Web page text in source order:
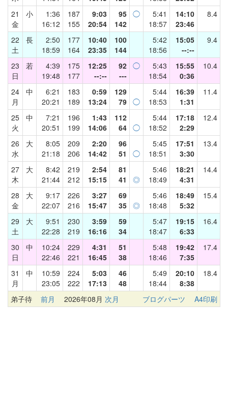
21
金
小
1:36
16:12
187
155
9:03
20:54
95
142
◯
5:41
18:57
14:10
23:46
8.4
22
土
長
2:50
18:59
177
164
10:40
23:35
100
144
5:42
18:56
15:05
--:--
9.4
23
日
若
4:39
19:48
175
177
12:25
--:--
92
---
◯
5:43
18:54
15:55
0:36
10.4
24
月
中
6:21
20:21
183
189
0:59
13:24
129
79 ◯
5:44
18:53
16:39
1:31
11.4
25
火
中
7:21
20:51
196
199
1:43
14:06
112
64 ◯
5:44
18:52
17:18
2:29
12.4
26
水
大
8:05
21:18
209
206
2:20
14:42
96
51
◯
5:45
18:51
17:51
3:30
13.4
27
木
大
8:42
21:44
219
212
2:54
15:15
81
41
◎
5:46
18:49
18:21
4:31
14.4
28
金
大
9:17
22:07
226
216
3:27
15:47
69
35 ◎
5:46
18:48
18:49
5:32
15.4
29
土
大
9:51
22:28
230
219
3:59
16:16
59
34
5:47
18:47
19:15
6:33
16.4
30
日
中
10:24
22:46
229
221
4:31
16:45
51
38
5:48
18:46
19:42
7:35
17.4
31
月
中
10:59
23:05
224
222
5:03
17:13
46
48
5:49
18:44
20:10
8:38
18.4
弟子待 前月 2026年08月 次月 ブログパーツ A4印刷